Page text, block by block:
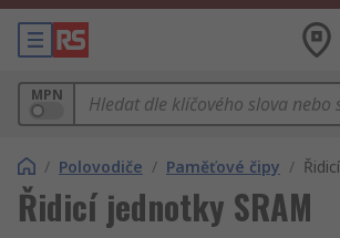
MPN
/ Polovodiče / Paměťové čipy /
Řidicí jednotky SRAM